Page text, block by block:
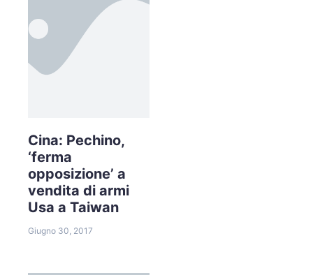
Cina: Pechino,
‘ferma
opposizione’ a
vendita di armi
Usa a Taiwan
Giugno 30, 2017